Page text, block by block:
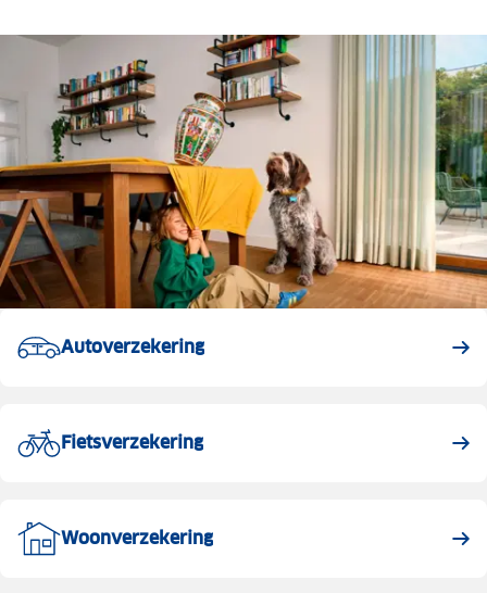
Autoverzekering
Fietsverzekering
Woonverzekering